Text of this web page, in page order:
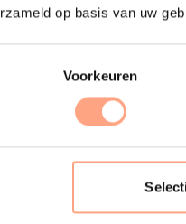
op basis van uw
Voorkeuren
4-kleppen
2.299,-